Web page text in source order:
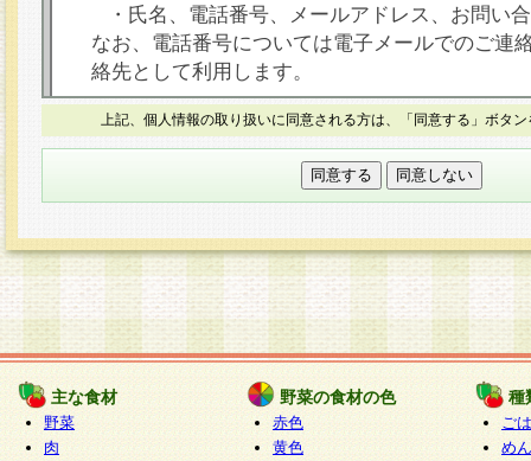
・氏名、電話番号、メールアドレス、お問い
なお、電話番号については電子メールでのご連
絡先として利用します。
○本人が容易に認識できない方法による個人情報
本フォームでは、セッション管理のためCookie
○個人情報の第三者提供について
力いただく個人情報は第三者に提供しません。
○個人情報の委託について
個人情報の取り扱いを外部に委託する場合は、
情報管理基準を満たす企業を選定して委託を行
が行われるよう監督します。
○開示対象個人情報の開示等および問い合わせ窓口
本人からの求めにより、当社が本件により取得
上記、個人情報の取り扱いに同意される方は、「同意する」ボタ
主な食材
野菜
肉
野菜の食材の色
赤色
黄色
種
ご
めん